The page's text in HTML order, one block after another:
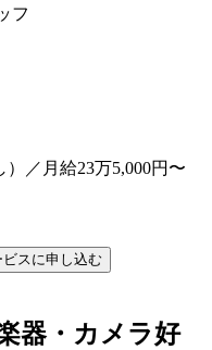
フ
）／月給23万5,000円〜
スに申し込む
器・カメラ好